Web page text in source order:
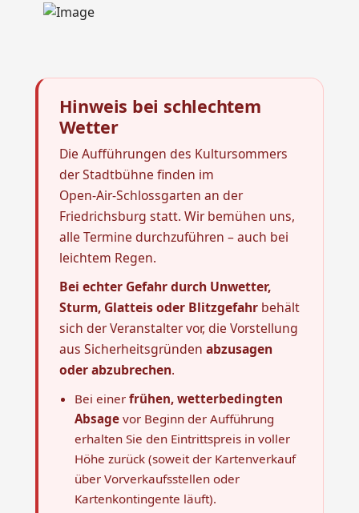
Hinweis bei schlechtem
Wetter
Die Aufführungen des Kultursommers
der Stadtbühne finden im
Open‑Air‑Schlossgarten an der
Friedrichsburg statt. Wir bemühen uns,
alle Termine durchzuführen – auch bei
leichtem Regen.
Bei echter Gefahr durch Unwetter,
Sturm, Glatteis oder Blitzgefahrbehält
sich der Veranstalter vor, die Vorstellung
aus Sicherheitsgründen abzusagen
oder abzubrechen.
Bei einer frühen, wetterbedingten
Absagevor Beginn der Aufführung
erhalten Sie den Eintrittspreis in voller
Höhe zurück (soweit der Kartenverkauf
über Vorverkaufsstellen oder
Kartenkontingente läuft).